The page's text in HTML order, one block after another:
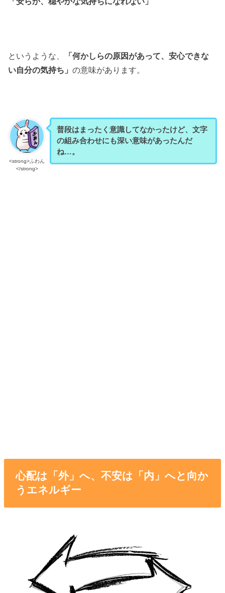
というような、
「何かしらの原因があって、安心できな
い自分の気持ち」の意味があります。
<strong>ふわん
</strong>
普段はまったく意識してなかったけど、文字
の組み合わせにも深い意味があったんだ
ね…。
心配は「外」へ、不安は「内」へと向か
うエネルギー